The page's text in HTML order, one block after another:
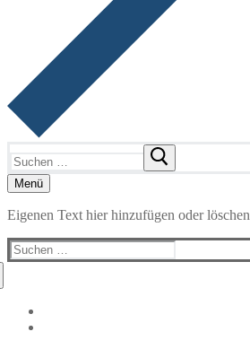
nach:
Menü
Eigenen Text hier hinzufügen oder löschen
Suchen
nach: